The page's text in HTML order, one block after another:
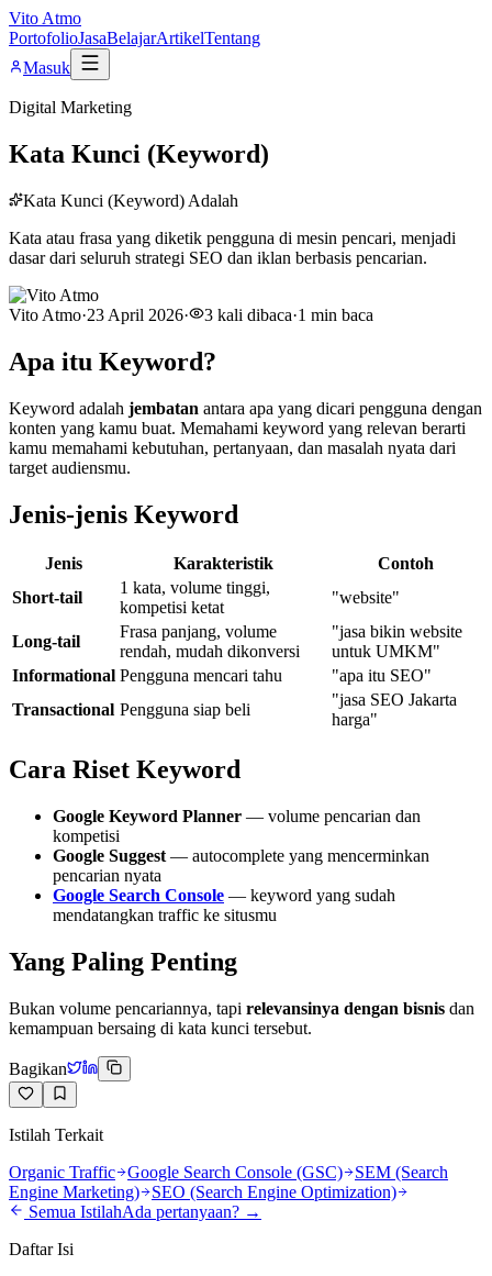
Vito Atmo
PortofolioJasaBelajarArtikelTentang
Masuk
Digital Marketing
Kata Kunci (Keyword)
Kata Kunci (Keyword) Adalah
Kata atau frasa yang diketik pengguna di mesin pencari, menjadi
dasar dari seluruh strategi SEO dan iklan berbasis pencarian.
Vito Atmo·23 April 2026· 3 kali dibaca·1 min baca
Apa itu Keyword?
Keyword adalah jembatan antara apa yang dicari pengguna dengan
konten yang kamu buat. Memahami keyword yang relevan berarti
kamu memahami kebutuhan, pertanyaan, dan masalah nyata dari
target audiensmu.
Jenis-jenis Keyword
Jenis Karakteristik
Contoh
Short-tail
1 kata, volume tinggi,
kompetisi ketat
"website"
Long-tail
Frasa panjang, volume
rendah, mudah dikonversi
"jasa bikin website
untuk UMKM"
Informational Pengguna mencari tahu
"apa itu SEO"
Transactional Pengguna siap beli
"jasa SEO Jakarta
harga"
Cara Riset Keyword
Google Keyword Planner — volume pencarian dan
kompetisi
Google Suggest — autocomplete yang mencerminkan
pencarian nyata
Google Search Console — keyword yang sudah
mendatangkan traffic ke situsmu
Yang Paling Penting
Bukan volume pencariannya, tapi relevansinya dengan bisnis dan
kemampuan bersaing di kata kunci tersebut.
Bagikan
Istilah Terkait
Organic Traffic
Google Search Console (GSC)
SEM (Search
Engine Marketing)
SEO (Search Engine Optimization)
Semua IstilahAda pertanyaan? →
Daftar Isi